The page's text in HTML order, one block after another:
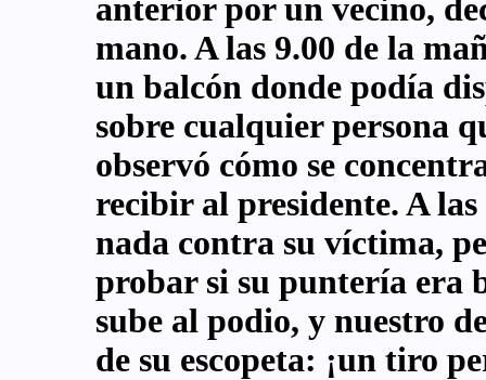
anterior por un vecino,
mano. A las 9.00 de la
un balcón donde podía
sobre cualquier persona
observó cómo se
recibir al presidente. A
nada contra su víctima,
probar si su puntería era
sube al podio, y nuestro
de su escopeta: ¡un tiro